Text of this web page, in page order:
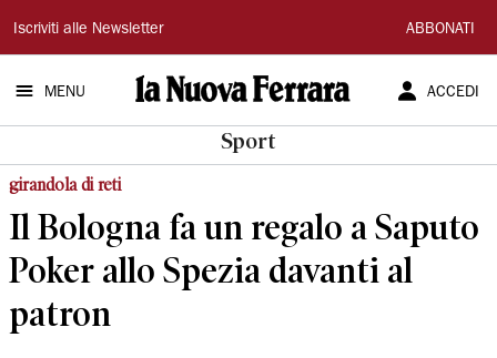
La
Nuova
Ferrara
Iscriviti alle Newsletter ABBONATI
MENU ACCEDI
Sport
girandola di reti
Il Bologna fa un regalo a Saputo
Poker allo Spezia davanti al
patron